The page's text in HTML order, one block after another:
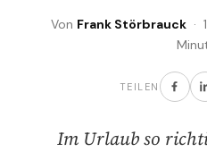
Von Frank Störbrauck·
TEILEN
Im Urlaub so